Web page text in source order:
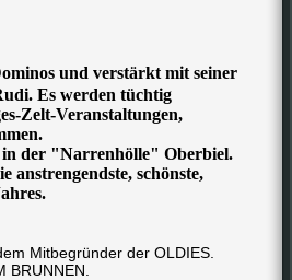
und verstärkt mit seiner
Es werden tüchtig
Zelt-Veranstaltungen,
der "Narrenhölle" Oberbiel.
anstrengendste, schönste,
Mitbegründer der OLDIES.